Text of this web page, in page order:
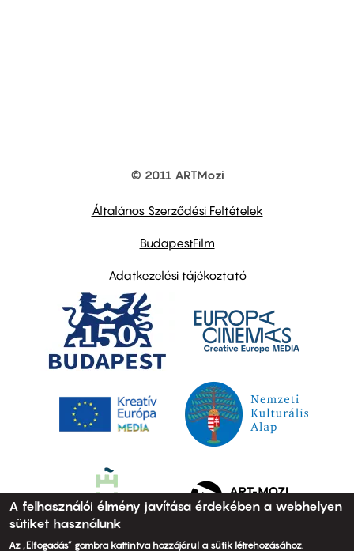
© 2011 ARTMozi
Általános Szerződési Feltételek
BudapestFilm
Adatkezelési tájékoztató
A felhasználói élmény javítása érdekében a webhelyen
sütiket használunk
Az „Elfogadás” gombra kattintva hozzájárul a sütik létrehozásához.